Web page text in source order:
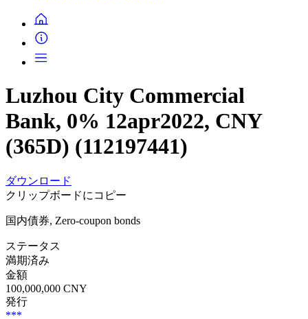
Luzhou City Commercial
Bank, 0% 12apr2022, CNY
(365D) (112197441)
ダウンロード
クリップボードにコピー
国内債券, Zero-coupon bonds
ステータス
満期済み
金額
100,000,000 CNY
発行
***